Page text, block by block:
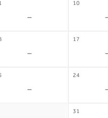
10
-
17
-
24
-
31